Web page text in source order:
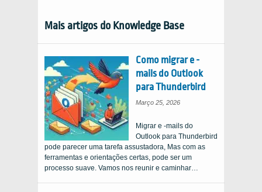
Mais artigos do Knowledge Base
Como migrar e -
mails do Outlook
para Thunderbird
Março 25, 2026
Migrar e -mails do
Outlook para Thunderbird
pode parecer uma tarefa assustadora, Mas com as
ferramentas e orientações certas, pode ser um
processo suave. Vamos nos reunir e caminhar…